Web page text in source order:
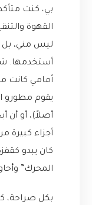
بي، كنت
القهوة
ليس مني، بل
أستخدمها.
أمامي كانت
يقوم مطورو
أصلاً)، أو أن
أجزاء كبيرة
كان يبدو
المحرك”
بكل صراحة،